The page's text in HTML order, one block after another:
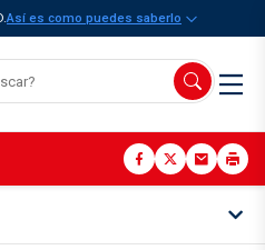
Así es como puedes saberlo